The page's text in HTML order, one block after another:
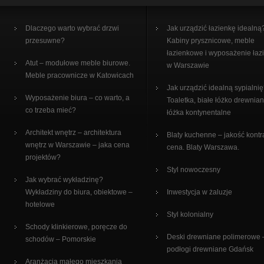
Dlaczego warto wybrać drzwi
przesuwne?
Atut – modułowe meble biurowe.
Meble pracownicze w Katowicach
Wyposażenie biura – co warto, a
co trzeba mieć?
Architekt wnętrz – architektura
wnętrz w Warszawie – jaka cena
projektów?
Jak wybrać wykładzinę?
Wykładziny do biura, obiektowe –
hotelowe
Schody klinkierowe, poręcze do
schodów – Pomorskie
Aranżacja małego mieszkania
Jak urządzić łazienkę
Kabiny prysznicowe, meble
łazienkowe i wyposażenie
w Warszawie
Jak urządzić idealną
Toaletka, białe łóżko
łóżka kontynentalne
Blaty kuchenne – jakość
cena. Blaty Warszawa.
Styl nowoczesny
Inwestycja w żaluzje
Styl kolonialny
Deski drewniane polimerowe
podłogi drewniane Gdańsk